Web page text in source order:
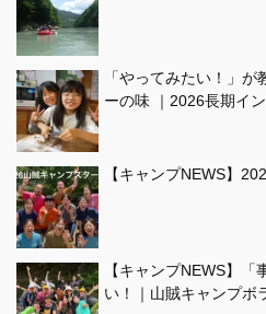
「やってみたい！」
ーの味 ｜2026長期イ
【キャンプNEWS】
【キャンプNEWS】
い！｜山賊キャンプボ